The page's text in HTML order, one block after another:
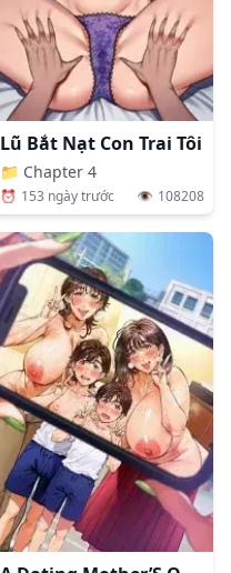
Lũ Bắt Nạt Con Trai Tôi
📁 Chapter 4
⏰ 153 ngày trước 👁️ 108208